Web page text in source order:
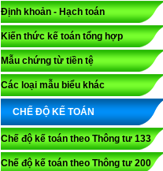
Định khoản - Hạch toán
Kiến thức kế toán tổng hợp
Mẫu chứng từ tiền tệ
Các loại mẫu biểu khác
CHẾ ĐỘ KẾ TOÁN
Chế độ kế toán theo Thông tư 133
Chế độ kế toán theo Thông tư 200